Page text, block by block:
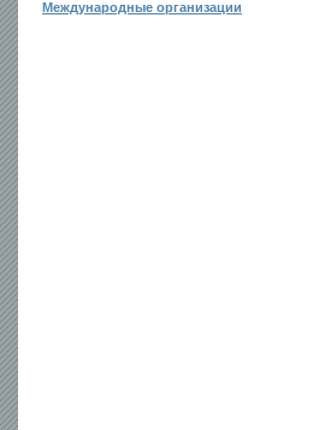
Международные организации